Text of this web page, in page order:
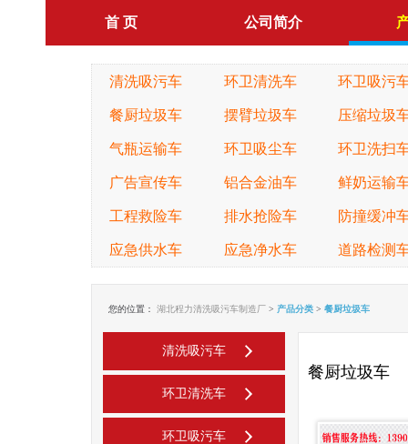
首 页 公司简介
清洗吸污车 环卫清洗车 环卫吸污
餐厨垃圾车 摆臂垃圾车 压缩垃圾
气瓶运输车 环卫吸尘车 环卫洗扫
广告宣传车 铝合金油车 鲜奶运输
工程救险车 排水抢险车 防撞缓冲
应急供水车 应急净水车 道路检测
您的位置： 湖北程力清洗吸污车制造厂 > 产品分类 > 餐厨垃圾车
清洗吸污车
环卫清洗车
环卫吸污车
餐厨垃圾车